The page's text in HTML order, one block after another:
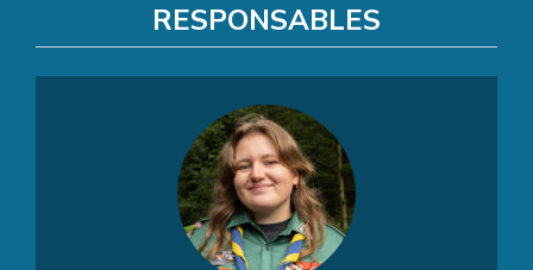
RESPONSABLES